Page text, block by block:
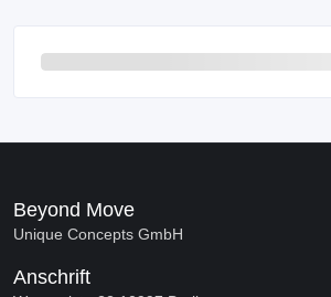
Beyond Move
Unique Concepts GmbH
Anschrift